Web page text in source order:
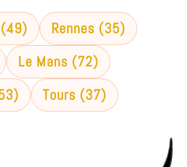
Rennes (35)
Le Mans (72)
Tours (37)